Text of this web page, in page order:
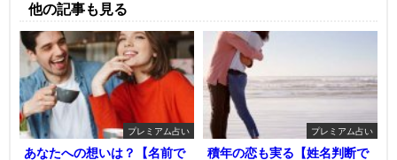
他の記事も見る
プレミアム占い
あなたへの想いは？【名前で
プレミアム占い
積年の恋も実る【姓名判断で